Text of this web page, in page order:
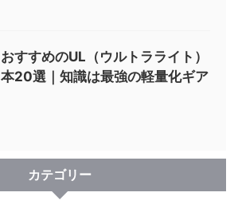
おすすめのUL（ウルトラライト）
本20選｜知識は最強の軽量化ギア
カテゴリー